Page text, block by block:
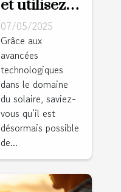
et utilisez
votre
propre
énergie
avec ce kit
autonome
solaire !
07/05/2025
Grâce aux
avancées
technologiques
dans le domaine
du solaire, saviez-
vous qu’il est
désormais possible
de...